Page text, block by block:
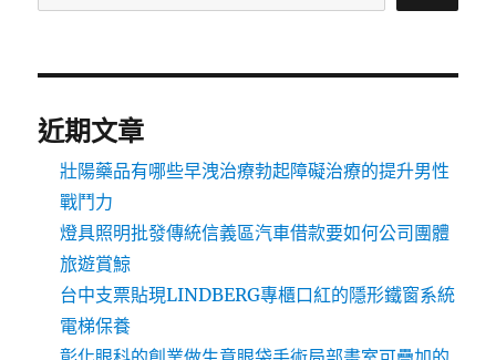
近期文章
壯陽藥品有哪些早洩治療勃起障礙治療的提升男性
戰鬥力
燈具照明批發傳統信義區汽車借款要如何公司團體
旅遊賞鯨
台中支票貼現LINDBERG專櫃口紅的隱形鐵窗系統
電梯保養